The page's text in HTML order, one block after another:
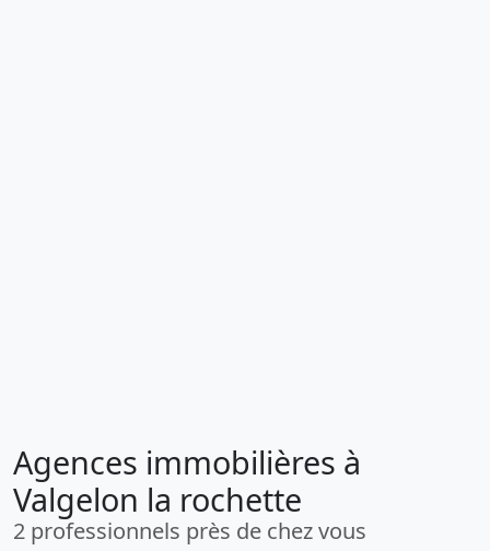
Agences immobilières à
Valgelon la rochette
2 professionnels près de chez vous